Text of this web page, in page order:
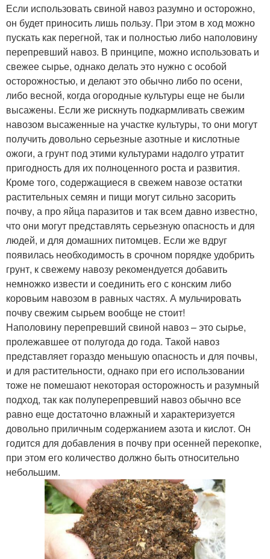
Если использовать свиной навоз разумно и осторожно,
он будет приносить лишь пользу. При этом в ход можно
пускать как перегной, так и полностью либо наполовину
перепревший навоз. В принципе, можно использовать и
свежее сырье, однако делать это нужно с особой
осторожностью, и делают это обычно либо по осени,
либо весной, когда огородные культуры еще не были
высажены. Если же рискнуть подкармливать свежим
навозом высаженные на участке культуры, то они могут
получить довольно серьезные азотные и кислотные
ожоги, а грунт под этими культурами надолго утратит
пригодность для их полноценного роста и развития.
Кроме того, содержащиеся в свежем навозе остатки
растительных семян и пищи могут сильно засорить
почву, а про яйца паразитов и так всем давно известно,
что они могут представлять серьезную опасность и для
людей, и для домашних питомцев. Если же вдруг
появилась необходимость в срочном порядке удобрить
грунт, к свежему навозу рекомендуется добавить
немножко извести и соединить его с конским либо
коровьим навозом в равных частях. А мульчировать
почву свежим сырьем вообще не стоит!
Наполовину перепревший свиной навоз – это сырье,
пролежавшее от полугода до года. Такой навоз
представляет гораздо меньшую опасность и для почвы,
и для растительности, однако при его использовании
тоже не помешают некоторая осторожность и разумный
подход, так как полуперепревший навоз обычно все
равно еще достаточно влажный и характеризуется
довольно приличным содержанием азота и кислот. Он
годится для добавления в почву при осенней перекопке,
при этом его количество должно быть относительно
небольшим.